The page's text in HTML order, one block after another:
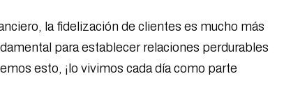
la fidelización de clientes es mucho más
para establecer relaciones perdurables
esto, ¡lo vivimos cada día como parte